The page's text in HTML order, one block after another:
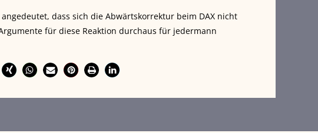
dass sich die Abwärtskorrektur beim DAX nicht
für diese Reaktion durchaus für jedermann